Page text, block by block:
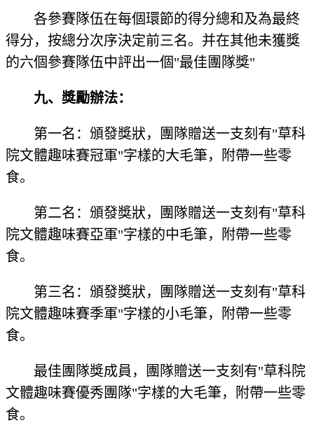
各參賽隊伍在每個環節的得分總和及為最終
得分，按總分次序決定前三名。并在其他未獲獎
的六個參賽隊伍中評出一個"最佳團隊獎"
九、獎勵辦法：
第一名：頒發獎狀，團隊贈送一支刻有"草科
院文體趣味賽冠軍"字樣的大毛筆，附帶一些零
食。
第二名：頒發獎狀，團隊贈送一支刻有"草科
院文體趣味賽亞軍"字樣的中毛筆，附帶一些零
食。
第三名：頒發獎狀，團隊贈送一支刻有"草科
院文體趣味賽季軍"字樣的小毛筆，附帶一些零
食。
最佳團隊獎成員，團隊贈送一支刻有"草科院
文體趣味賽優秀團隊"字樣的大毛筆，附帶一些零
食。